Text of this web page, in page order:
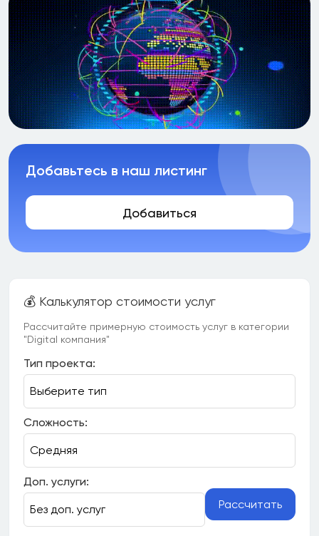
Добавьтесь в наш листинг
Добавиться
💰 Калькулятор стоимости услуг
Рассчитайте примерную стоимость услуг в категории
"Digital компания"
Тип проекта:
Сложность:
Доп. услуги:
Рассчитать